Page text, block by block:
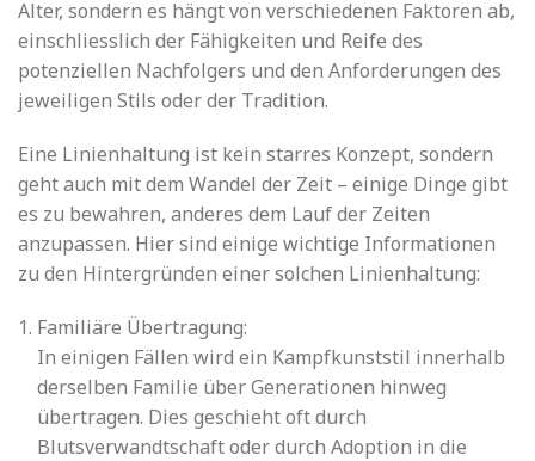
Alter, sondern es hängt von verschiedenen Faktoren ab,
einschliesslich der Fähigkeiten und Reife des
potenziellen Nachfolgers und den Anforderungen des
jeweiligen Stils oder der Tradition.
Eine Linienhaltung ist kein starres Konzept, sondern
geht auch mit dem Wandel der Zeit – einige Dinge gibt
es zu bewahren, anderes dem Lauf der Zeiten
anzupassen. Hier sind einige wichtige Informationen
zu den Hintergründen einer solchen Linienhaltung:
Familiäre Übertragung:
In einigen Fällen wird ein Kampfkunststil innerhalb
derselben Familie über Generationen hinweg
übertragen. Dies geschieht oft durch
Blutsverwandtschaft oder durch Adoption in die